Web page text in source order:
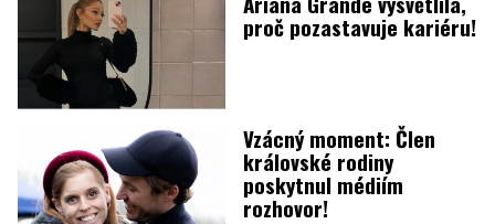
proč pozastavuje kariéru!
Vzácný moment: Člen
královské rodiny
poskytnul médiím
rozhovor!